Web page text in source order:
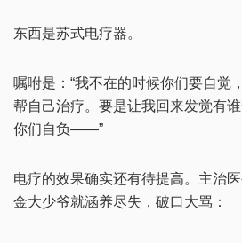
东西是苏式电疗器。
嘱咐是：“我不在的时候你们要自觉
帮自己治疗。要是让我回来发觉有
你们自负——”
电疗的效果确实还有待提高。主治
金大少爷就涵养尽失，破口大骂：